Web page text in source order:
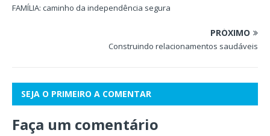
FAMÍLIA: caminho da independência segura
PRÓXIMO
Construindo relacionamentos saudáveis
SEJA O PRIMEIRO A COMENTAR
Faça um comentário